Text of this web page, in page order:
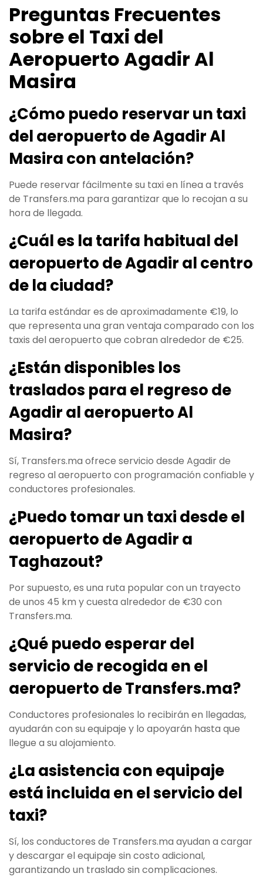
Preguntas Frecuentes
sobre el Taxi del
Aeropuerto Agadir Al
Masira
¿Cómo puedo reservar un taxi
del aeropuerto de Agadir Al
Masira con antelación?
Puede reservar fácilmente su taxi en línea a través
de Transfers.ma para garantizar que lo recojan a su
hora de llegada.
¿Cuál es la tarifa habitual del
aeropuerto de Agadir al centro
de la ciudad?
La tarifa estándar es de aproximadamente €19, lo
que representa una gran ventaja comparado con los
taxis del aeropuerto que cobran alrededor de €25.
¿Están disponibles los
traslados para el regreso de
Agadir al aeropuerto Al
Masira?
Sí, Transfers.ma ofrece servicio desde Agadir de
regreso al aeropuerto con programación confiable y
conductores profesionales.
¿Puedo tomar un taxi desde el
aeropuerto de Agadir a
Taghazout?
Por supuesto, es una ruta popular con un trayecto
de unos 45 km y cuesta alrededor de €30 con
Transfers.ma.
¿Qué puedo esperar del
servicio de recogida en el
aeropuerto de Transfers.ma?
Conductores profesionales lo recibirán en llegadas,
ayudarán con su equipaje y lo apoyarán hasta que
llegue a su alojamiento.
¿La asistencia con equipaje
está incluida en el servicio del
taxi?
Sí, los conductores de Transfers.ma ayudan a cargar
y descargar el equipaje sin costo adicional,
garantizando un traslado sin complicaciones.